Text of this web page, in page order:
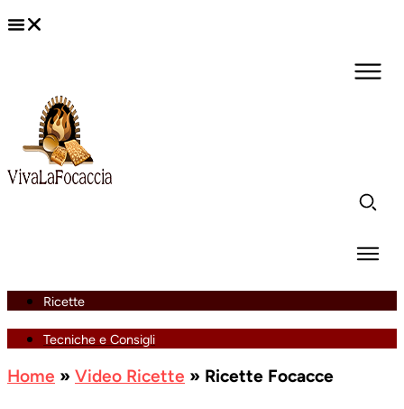
Ricette
Tecniche e Consigli
Home » Video Ricette » Ricette Focacce